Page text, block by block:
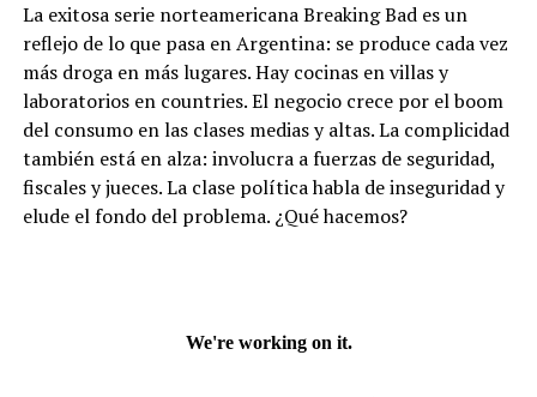
La exitosa serie norteamericana Breaking Bad es un
reflejo de lo que pasa en Argentina: se produce cada vez
más droga en más lugares. Hay cocinas en villas y
laboratorios en countries. El negocio crece por el boom
del consumo en las clases medias y altas. La complicidad
también está en alza: involucra a fuerzas de seguridad,
fiscales y jueces. La clase política habla de inseguridad y
elude el fondo del problema. ¿Qué hacemos?